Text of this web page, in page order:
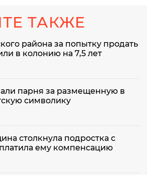
ТАКЖЕ
района за попытку продать
в колонию на 7,5 лет
парня за размещенную в
символику
столкнула подростка с
ему компенсацию